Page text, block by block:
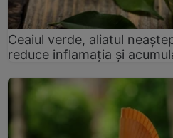
Ceaiul verde, aliatul
reduce inflamația și